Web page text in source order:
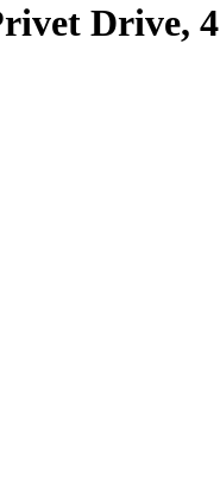
Drive, 4